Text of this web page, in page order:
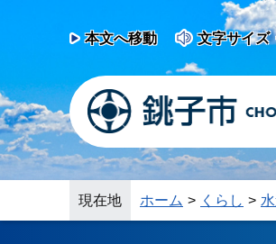
本文へ移動 文字サイズ
現在地 ホーム くらし